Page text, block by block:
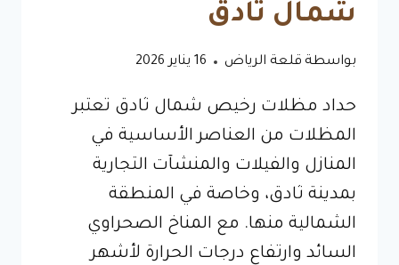
شمال ثادق
بواسطة قلعة الرياض 16 يناير 2026
حداد مظلات رخيص شمال ثادق تعتبر
المظلات من العناصر الأساسية في
المنازل والفيلات والمنشآت التجارية
بمدينة ثادق، وخاصة في المنطقة
الشمالية منها. مع المناخ الصحراوي
السائد وارتفاع درجات الحرارة لأشهر